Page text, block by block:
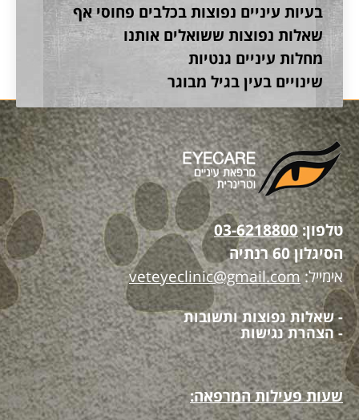
בעיות עיניים נפוצות בכלבים פחוסי אף
שאלות נפוצות ששואלים אותנו
מחלות עיניים גנטיות
שינויים בעין בגיל מבוגר
טלפון:03-6218800
הסיגלון 60 רנתיה
אימייל:veteyeclinic@gmail.com
- שאלות נפוצות ותשובות
- הצהרת נגישות
שעות פעילות המרפאה: